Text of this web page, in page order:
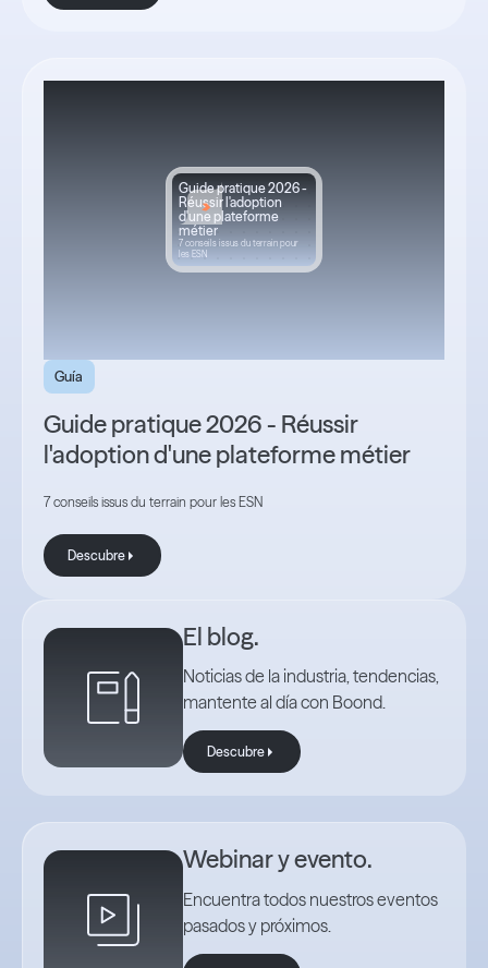
Guide pratique 2026 -
Réussir l'adoption
d'une plateforme
métier
7 conseils issus du terrain pour
les ESN
Guía
Guide pratique 2026 - Réussir
l'adoption d'une plateforme métier
7 conseils issus du terrain pour les ESN
Descubre
Descubre
El blog.
Noticias de la industria, tendencias,
mantente al día con Boond.
Descubre
Descubre
Webinar y evento.
Encuentra todos nuestros eventos
pasados y próximos.